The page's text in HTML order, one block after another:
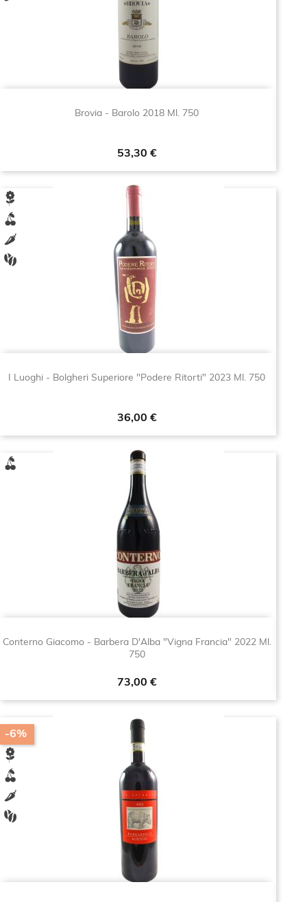
Brovia - Barolo 2018 Ml. 750
Prezzo
53,30 €
I Luoghi - Bolgheri Superiore "Podere Ritorti" 2023 Ml. 750
Prezzo
36,00 €
Conterno Giacomo - Barbera D'Alba "Vigna Francia" 2022 Ml.
750
Prezzo
73,00 €
-6%